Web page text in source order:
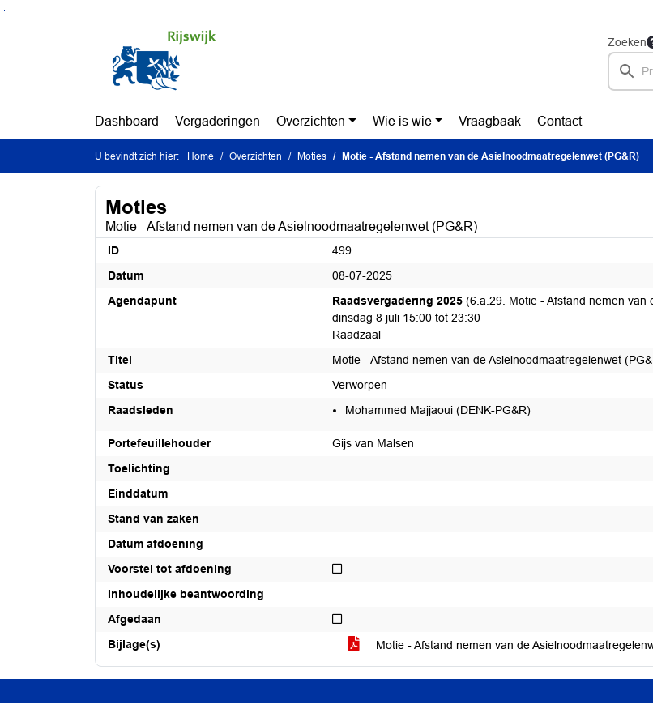
Zoeken
Dashboard Vergaderingen Overzichten Wie is wie Vraagbaak Contact
U bevindt zich hier: Home Overzichten Moties Motie - Afstand nemen van de Asielnoodmaatregelenwet (PG&R)
Moties
Motie - Afstand nemen van de Asielnoodmaatregelenwet (PG&R)
ID
499
Datum
08-07-2025
Agendapunt
Raadsvergadering 2025 (6.a.29. Motie - Afstand nemen van
dinsdag 8 juli 15:00 tot 23:30
Raadzaal
Titel
Motie - Afstand nemen van de Asielnoodmaatregelenwet
Status
Verworpen
Raadsleden
Mohammed Majjaoui (DENK-PG&R)
Portefeuillehouder
Gijs van Malsen
Toelichting
Einddatum
Stand van zaken
Datum afdoening
Voorstel tot afdoening
Niet voorstel tot afdoening
Inhoudelijke beantwoording
Afgedaan
Niet afgedaan
Bijlage(s)
Motie - Afstand nemen van de